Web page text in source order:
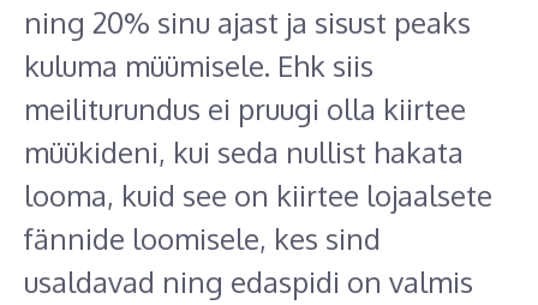
ning 20% sinu ajast ja sisust peaks
kuluma müümisele. Ehk siis
meiliturundus ei pruugi olla kiirtee
müükideni, kui seda nullist hakata
looma, kuid see on kiirtee lojaalsete
fännide loomisele, kes sind
usaldavad ning edaspidi on valmis